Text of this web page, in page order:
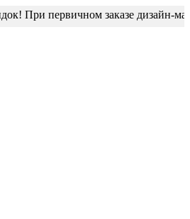
При первичном заказе дизайн-